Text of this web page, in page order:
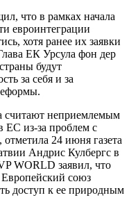
что в рамках начала
евроинтеграции
хотя ранее их заявки
ЕК Урсула фон дер
будут
за себя и за
считают неприемлемым
ЕС из-за проблем с
24 июня газета
Андрис Кулбергс в
WORLD заявил, что
союз
доступ к ее природным